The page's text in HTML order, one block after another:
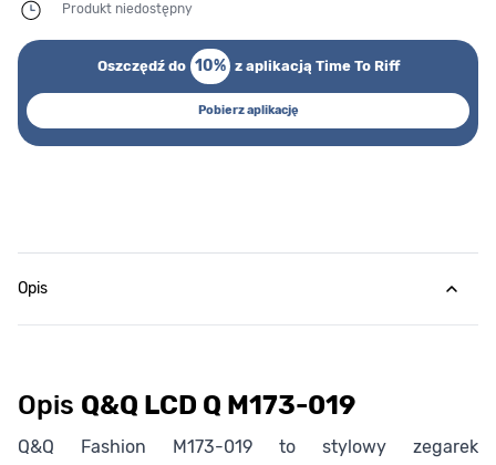
Produkt niedostępny
Oszczędź do 10% z aplikacją Time To Riff
Pobierz aplikację
Opis
Opis Q&Q LCD Q M173-019
Q&Q Fashion M173-019 to stylowy zegarek